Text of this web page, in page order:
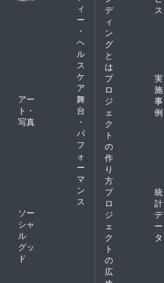
ィ
ー
・
ヘ
ル
ス
ケ
ア
アー
ト・
写真
舞
台
・
パ
フ
ォ
ー
マ
ン
ス
ソー
シャ
ル
グッ
ド
デ
ィ
ン
グ
と
は
ス
プ
ロ
ジ
ェ
ク
ト
の
作
り
方
実
施
事
例
プ
ロ
ジ
ェ
ク
ト
の
広
統
計
デ
ー
タ